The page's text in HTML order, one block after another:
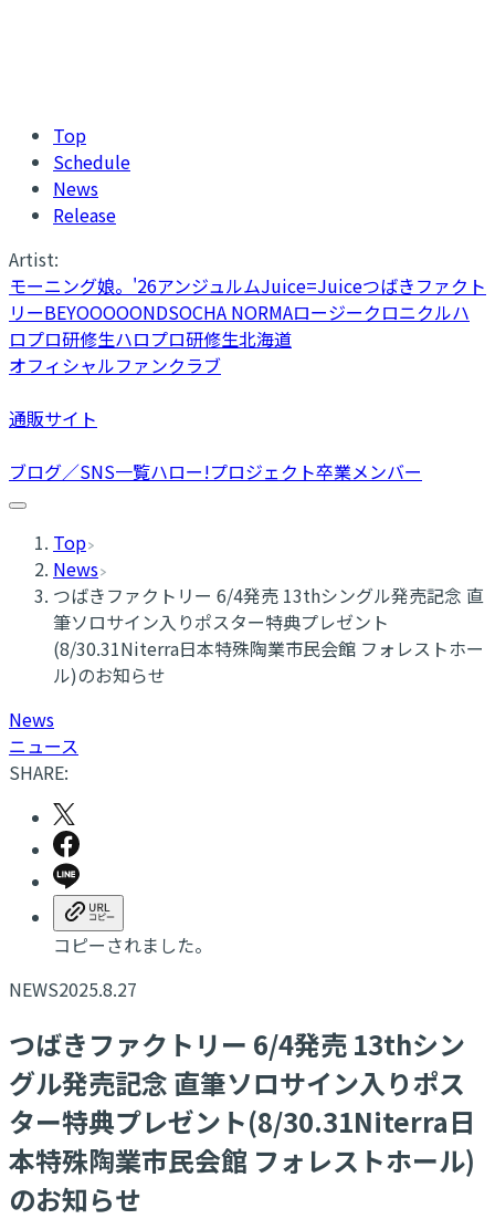
Top
Schedule
News
Release
Artist:
モーニング娘。'26アンジュルムJuice=Juiceつばきファクト
リーBEYOOOOONDSOCHA NORMAロージークロニクルハ
ロプロ研修生ハロプロ研修生北海道
オフィシャルファンクラブ
通販サイト
ブログ／SNS一覧ハロー!プロジェクト卒業メンバー
Top
News
つばきファクトリー 6/4発売 13thシングル発売記念 直
筆ソロサイン入りポスター特典プレゼント
(8/30.31Niterra日本特殊陶業市民会館 フォレストホー
ル)のお知らせ
News
ニュース
SHARE:
コピーされました。
NEWS2025.8.27
つばきファクトリー 6/4発売 13thシン
グル発売記念 直筆ソロサイン入りポス
ター特典プレゼント(8/30.31Niterra日
本特殊陶業市民会館 フォレストホール)
のお知らせ